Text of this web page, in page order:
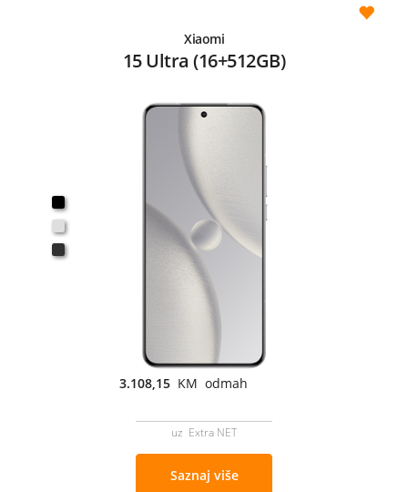
Xiaomi
15 Ultra (16+512GB)
3.108,15 KM odmah
uz Extra NET
Saznaj više